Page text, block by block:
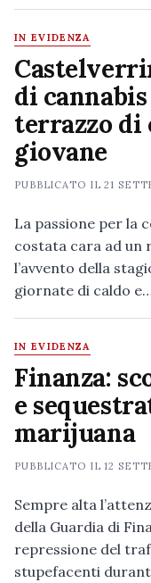
IN EVIDENZA
di
terrazzo di
giovane
PUBBLICATO IL21
La passione per la
costata cara ad un
l’avvento della
giornate di caldo
IN EVIDENZA
Finanza:
e
marijuana
PUBBLICATO IL12
Sempre alta
della Guardia di
repressione del
stupefacenti